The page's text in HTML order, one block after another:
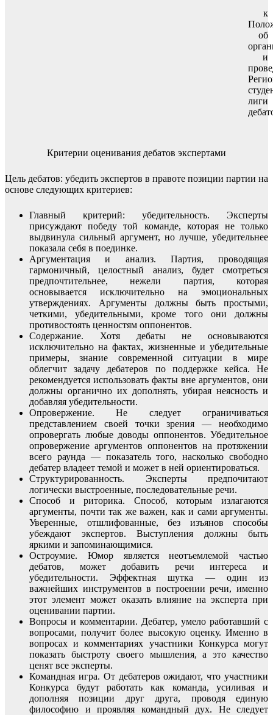
к
об
и
лиги
Критерии оценивания дебатов экспертами
Цель дебатов: убедить экспертов в правоте позиции партии на
основе следующих критериев:
Главный критерий: убедительность. Эксперты
присуждают победу той команде, которая не только
выдвинула сильный аргумент, но лучше, убедительнее
показала себя в поединке.
Аргументация и анализ. Партия, проводящая
гармоничный, целостный анализ, будет смотреться
предпочтительнее, нежели партия, которая
основывается исключительно на эмоциональных
утверждениях. Аргументы должны быть простыми,
четкими, убедительными, кроме того они должны
противостоять ценностям оппонентов.
Содержание. Хотя дебаты не основываются
исключительно на фактах, жизненные и убедительные
примеры, знание современной ситуации в мире
облегчит задачу дебатеров по поддержке кейса. Не
рекомендуется использовать факты вне аргументов, они
должны органично их дополнять, убирая неясность и
добавляя убедительности.
Опровержение. Не следует ограничиваться
представлением своей точки зрения — необходимо
опровергать любые доводы оппонентов. Убедительное
опровержение аргументов оппонентов на протяжении
всего раунда — показатель того, насколько свободно
дебатер владеет темой и может в ней ориентироваться.
Структурированность. Эксперты предпочитают
логически выстроенные, последовательные речи.
Способ и риторика. Способ, которым излагаются
аргументы, почти так же важен, как и сами аргументы.
Уверенные, отшлифованные, без изъянов способы
убеждают экспертов. Выступления должны быть
яркими и запоминающимися.
Остроумие. Юмор является неотъемлемой частью
дебатов, может добавить речи интереса и
убедительности. Эффектная шутка — один из
важнейших инструментов в построении речи, именно
этот элемент может оказать влияние на эксперта при
оценивании партии.
Вопросы и комментарии. Дебатер, умело работавший с
вопросами, получит более высокую оценку. Именно в
вопросах и комментариях участники Конкурса могут
показать быстроту своего мышления, а это качество
ценят все эксперты.
Командная игра. От дебатеров ожидают, что участники
Конкурса будут работать как команда, усиливая и
дополняя позиции друг друга, проводя единую
философию и проявляя командный дух. Не следует